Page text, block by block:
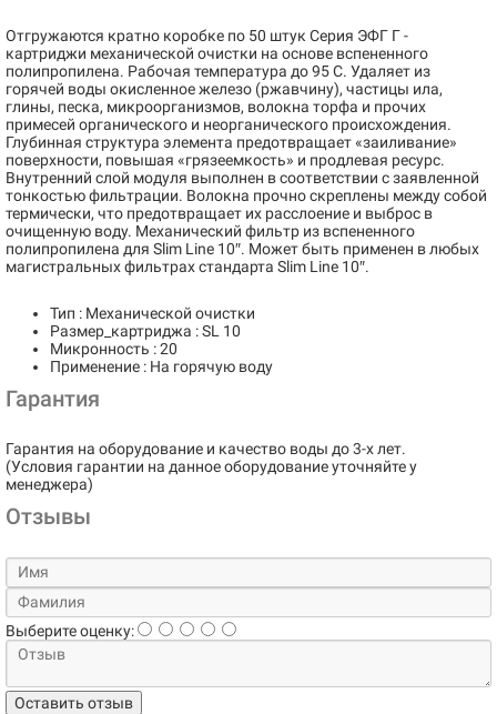
Отгружаются кратно коробке по 50 штук Cерия ЭФГ Г -
картриджи механической очистки на основе вспененного
полипропилена. Рабочая температура до 95 С. Удаляет из
горячей воды окисленное железо (ржавчину), частицы ила,
глины, песка, микроорганизмов, волокна торфа и прочих
примесей органического и неорганического происхождения.
Глубинная структура элемента предотвращает «заиливание»
поверхности, повышая «грязеемкость» и продлевая ресурс.
Внутренний слой модуля выполнен в соответствии с заявленной
тонкостью фильтрации. Волокна прочно скреплены между собой
термически, что предотвращает их расслоение и выброс в
очищенную воду. Механический фильтр из вспененного
полипропилена для Slim Line 10″. Может быть применен в любых
магистральных фильтрах стандарта Slim Line 10″.
Тип : Механической очистки
Размер_картриджа : SL 10
Микронность : 20
Применение : На горячую воду
Гарантия
Гарантия на оборудование и качество воды до 3-х лет.
(Условия гарантии на данное оборудование уточняйте у
менеджера)
Отзывы
Выберите оценку:
Оставить отзыв